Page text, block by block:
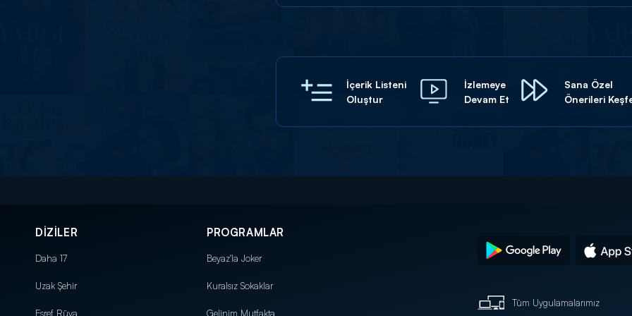
İçerik Listeni
Oluştur
İzlemeye
Devam Et
Sana Özel
Önerileri
DİZİLER
Daha 17
Uzak Şehir
Eşref Rüya
PROGRAMLAR
Beyaz'la Joker
Kuralsız Sokaklar
Gelinim Mutfakta
Tüm Uygulamalarımız